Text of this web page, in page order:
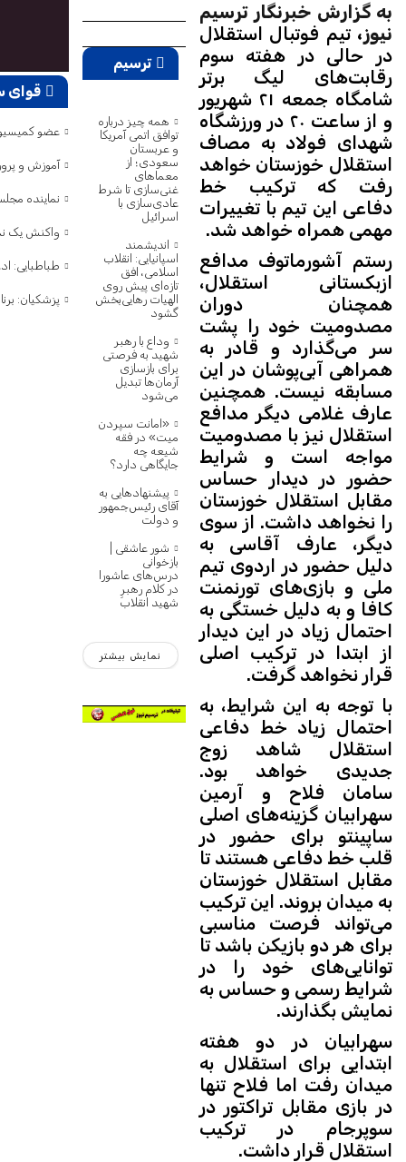
به گزارش خبرنگار ترسیم
نیوز، تیم فوتبال استقلال
در حالی در هفته سوم
رقابت‌های لیگ برتر
شامگاه جمعه ۲۱ شهریور
و از ساعت ۲۰ در ورزشگاه
شهدای فولاد به مصاف
استقلال خوزستان خواهد
رفت که ترکیب خط
دفاعی این تیم با تغییرات
مهمی همراه خواهد شد.
رستم آشورماتوف مدافع
ازبکستانی استقلال،
همچنان دوران
مصدومیت خود را پشت
سر می‌گذارد و قادر به
همراهی آبی‌پوشان در این
مسابقه نیست. همچنین
عارف غلامی دیگر مدافع
استقلال نیز با مصدومیت
مواجه است و شرایط
حضور در دیدار حساس
مقابل استقلال خوزستان
را نخواهد داشت. از سوی
دیگر، عارف آقاسی به
دلیل حضور در اردوی تیم
ملی و بازی‌های تورنمنت
کافا و به دلیل خستگی به
احتمال زیاد در این دیدار
از ابتدا در ترکیب اصلی
قرار نخواهد گرفت.
با توجه به این شرایط، به
احتمال زیاد خط دفاعی
استقلال شاهد زوج
جدیدی خواهد بود.
سامان فلاح و آرمین
سهرابیان گزینه‌های اصلی
ساپینتو برای حضور در
قلب خط دفاعی هستند تا
مقابل استقلال خوزستان
به میدان بروند. این ترکیب
می‌تواند فرصت مناسبی
برای هر دو بازیکن باشد تا
توانایی‌های خود را در
شرایط رسمی و حساس به
نمایش بگذارند.
سهرابیان در دو هفته
ابتدایی برای استقلال به
میدان رفت اما فلاح تنها
در بازی مقابل تراکتور در
سوپرجام در ترکیب
استقلال قرار داشت.
ترسیم
همه چیز درباره
توافق اتمی آمریکا
و عربستان
سعودی؛ از
معماهای
غنی‌سازی تا شرط
عادی‌سازی با
اسرائیل
اندیشمند
اسپانیایی: انقلاب
اسلامی، افق
تازه‌ای پیش روی
الهیات رهایی‌بخش
گشود
وداع با رهبر
شهید به فرصتی
برای بازسازی
آرمان‌ها تبدیل
می‌شود
«امانت سپردن
میت» در فقه
شیعه چه
جایگاهی دارد؟
پیشنهادهایی به
آقای رئیس‌جمهور
و دولت
شور عاشقی |
بازخوانی
درس‌های عاشورا
در کلام رهبرِ
شهید انقلاب
نمایش بیشتر
قوای
عضو کمیسیون امنیت: ترامپ ۷۵ بار گفته تنگه هرمز
آموزش و
نماینده
واکنش یک
طباطبایی:
پزشکیان: